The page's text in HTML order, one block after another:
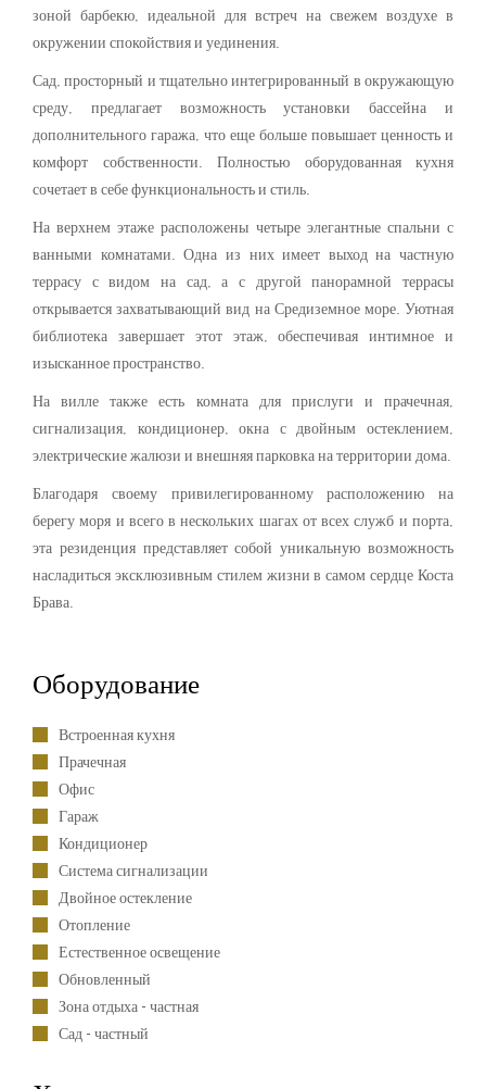
зоной барбекю, идеальной для встреч на свежем воздухе в
окружении спокойствия и уединения.
Сад, просторный и тщательно интегрированный в окружающую
среду, предлагает возможность установки бассейна и
дополнительного гаража, что еще больше повышает ценность и
комфорт собственности. Полностью оборудованная кухня
сочетает в себе функциональность и стиль.
На верхнем этаже расположены четыре элегантные спальни с
ванными комнатами. Одна из них имеет выход на частную
террасу с видом на сад, а с другой панорамной террасы
открывается захватывающий вид на Средиземное море. Уютная
библиотека завершает этот этаж, обеспечивая интимное и
изысканное пространство.
На вилле также есть комната для прислуги и прачечная,
сигнализация, кондиционер, окна с двойным остеклением,
электрические жалюзи и внешняя парковка на территории дома.
Благодаря своему привилегированному расположению на
берегу моря и всего в нескольких шагах от всех служб и порта,
эта резиденция представляет собой уникальную возможность
насладиться эксклюзивным стилем жизни в самом сердце Коста
Брава.
Оборудование
Встроенная кухня
Прачечная
Офис
Гараж
Кондиционер
Система сигнализации
Двойное остекление
Отопление
Естественное освещение
Обновленный
Зона отдыха - частная
Сад - частный